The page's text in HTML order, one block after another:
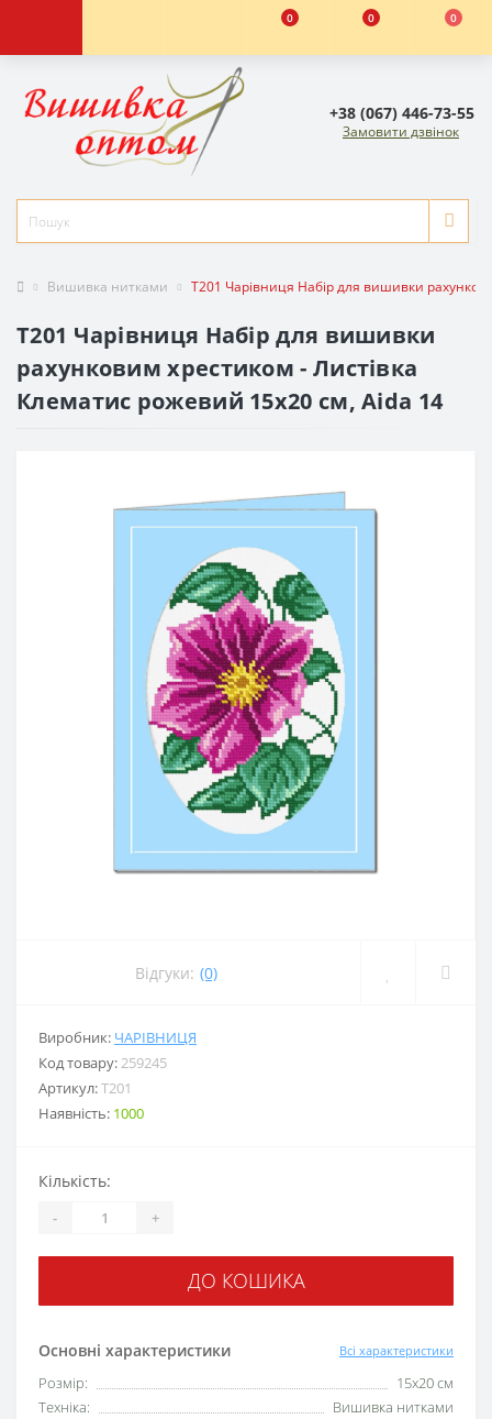
0 0 0
+38 (067) 446-73-55
Замовити дзвінок
Вишивка нитками T201 Чарівниця Набір для вишивки
T201 Чарівниця Набір для вишивки
рахунковим хрестиком - Листівка
Клематис рожевий 15x20 см, Aida 14
Відгуки: (0)
Виробник: ЧАРІВНИЦЯ
Код товару:259245
Артикул:T201
Наявність: 1000
Основні характеристики Всі характеристики
Розмір:
15x20 см
Техніка:
Вишивка нитками
Кількість:
- +
ДО КОШИКА